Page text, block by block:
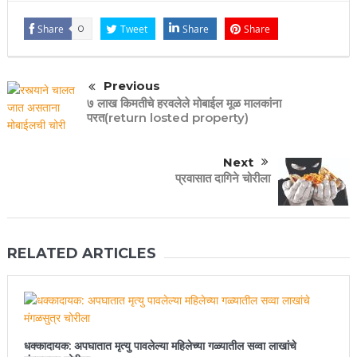
Share 0 Tweet Share Share
Previous
७ लाख किमतीचे हरवलेले मोबाईल मूळ मालकांना
परत(return losted property)
Next
प्रवासात दागिने चोरीला
RELATED ARTICLES
धक्कादायक: अपघातात मृत्यु पावलेल्या महिलेच्या गळ्यातील सव्वा लाखांचे